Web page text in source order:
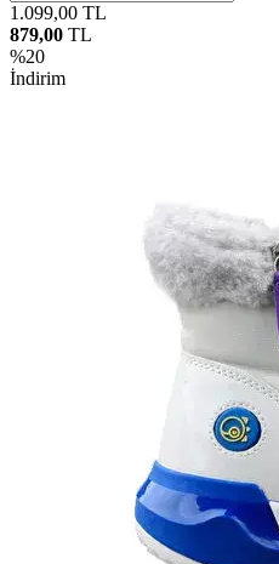
1.099,00 TL
879,00 TL
%20
İndirim